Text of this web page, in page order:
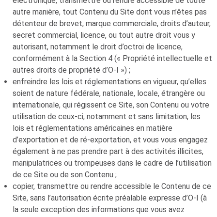
autre manière, tout Contenu du Site dont vous n’êtes pas
détenteur de brevet, marque commerciale, droits d’auteur,
secret commercial, licence, ou tout autre droit vous y
autorisant, notamment le droit d’octroi de licence,
conformément à la Section 4 (« Propriété intellectuelle et
autres droits de propriété d’O-I ») ;
enfreindre les lois et réglementations en vigueur, qu’elles
soient de nature fédérale, nationale, locale, étrangère ou
internationale, qui régissent ce Site, son Contenu ou votre
utilisation de ceux-ci, notamment et sans limitation, les
lois et réglementations américaines en matière
d’exportation et de ré-exportation, et vous vous engagez
également à ne pas prendre part à des activités illicites,
manipulatrices ou trompeuses dans le cadre de l’utilisation
de ce Site ou de son Contenu ;
copier, transmettre ou rendre accessible le Contenu de ce
Site, sans l’autorisation écrite préalable expresse d’O-I (à
la seule exception des informations que vous avez